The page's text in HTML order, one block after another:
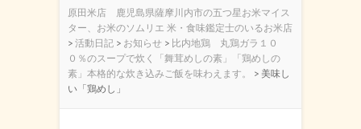
原田米店 鹿児島県薩摩川内市の五つ星お米マイス
ター、お米のソムリエ 米・食味鑑定士のいるお米店
> 活動日記 > お知らせ > 比内地鶏 丸鶏ガラ１０
０％のスープで炊く「舞茸めしの素」「鶏めしの
素」本格的な炊き込みご飯を味わえます。
> 美味し
い「鶏めし」